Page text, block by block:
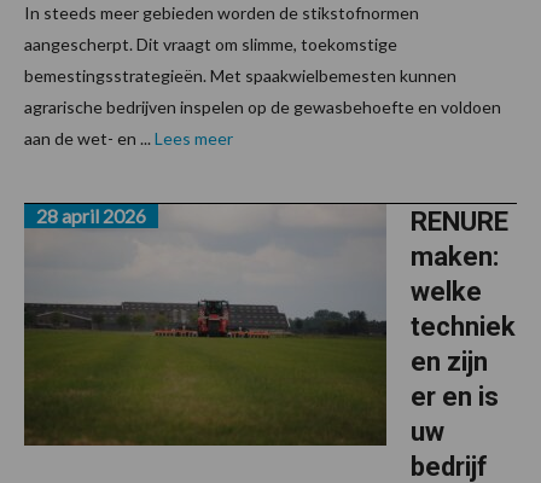
In steeds meer gebieden worden de stikstofnormen
aangescherpt. Dit vraagt om slimme, toekomstige
bemestingsstrategieën. Met spaakwielbemesten kunnen
agrarische bedrijven inspelen op de gewasbehoefte en voldoen
aan de wet- en ... Lees meer
RENURE
maken:
welke
techniek
en zijn
er en is
uw
bedrijf
28 april 2026